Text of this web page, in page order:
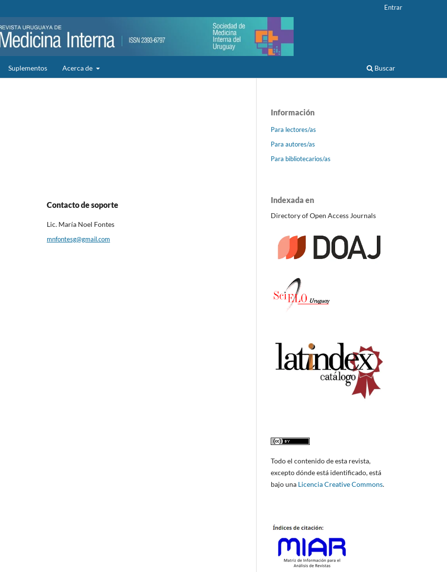
Suplementos Acerca de Buscar
Entrar
Contacto de soporte
Lic. María Noel Fontes
mnfontesg@gmail.com
Información
Para lectores/as
Para autores/as
Para bibliotecarios/as
Indexada en
Directory of Open Access Journals
Todo el contenido de esta revista,
excepto dónde está identificado, está
bajo una Licencia Creative Commons.